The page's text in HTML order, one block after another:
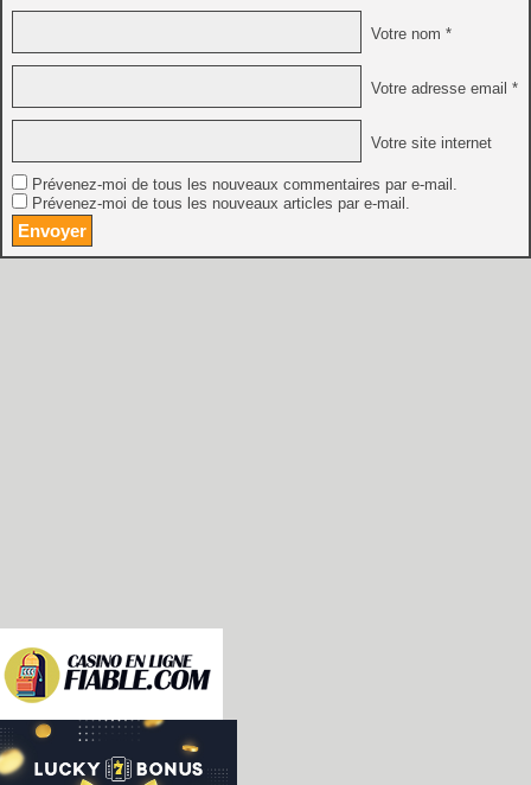
Votre nom *
Votre adresse email *
Votre site internet
Prévenez-moi de tous les nouveaux commentaires par e-mail.
Prévenez-moi de tous les nouveaux articles par e-mail.